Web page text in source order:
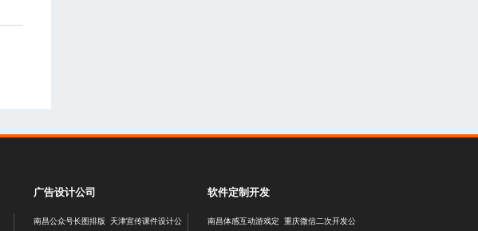
广告设计公司
南昌公众号长图排版 天津宣传课件设计公
软件定制开发
南昌体感互动游戏定 重庆微信二次开发公